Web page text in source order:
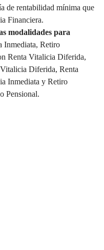
de rentabilidad mínima que
Financiera.
modalidades para
Inmediata, Retiro
Renta Vitalicia Diferida,
Diferida, Renta
Inmediata y Retiro
Pensional.